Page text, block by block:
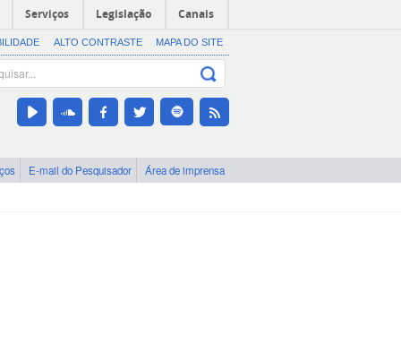
Serviços Legislação Canais
ALTO CONTRASTE MAPA DO SITE
E-mail do Pesquisador Área de imprensa